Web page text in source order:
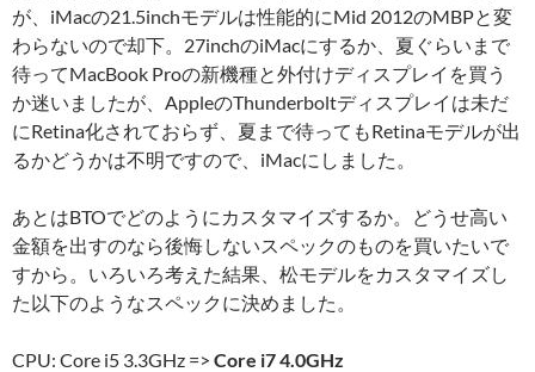
が、iMacの21.5inchモデルは性能的にMid 2012のMBPと変
わらないので却下。27inchのiMacにするか、夏ぐらいまで
待ってMacBook Proの新機種と外付けディスプレイを買う
か迷いましたが、AppleのThunderboltディスプレイは未だ
にRetina化されておらず、夏まで待ってもRetinaモデルが出
るかどうかは不明ですので、iMacにしました。
あとはBTOでどのようにカスタマイズするか。どうせ高い
金額を出すのなら後悔しないスペックのものを買いたいで
すから。いろいろ考えた結果、松モデルをカスタマイズし
た以下のようなスペックに決めました。
CPU: Core i5 3.3GHz => Core i7 4.0GHz